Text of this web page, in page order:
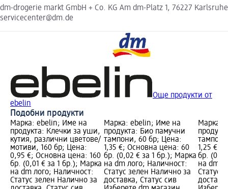
dm-drogerie markt GmbH + Co. KG Am dm-Platz 1, 76227 Karlsruhe
servicecenter@dm.de
Още продукти от
ebelin
Подобни продукти
Марка: ebelin; Име на
продукта: Клечки за уши,
кутия, различни цветове/
мотиви, 160 бр; Цена:
0,95 €; Основна цена: 160
бр. (0,01 € за 1 бр.); Марка
на dm лого; Наличност:
Статус зелен Налично за
Марка: ebelin; Име на
продукта: Био памучни
тампони, 60 бр; Цена:
1,35 €; Основна цена: 60
бр. (0,02 € за 1 бр.); Марка
на dm лого; Наличност:
Статус зелен Налично за
доставка, Статус сив
Марка:
1,25 €;
бр.
на dm
Статус